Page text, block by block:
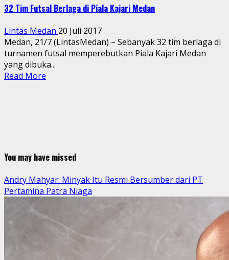
32 Tim Futsal Berlaga di Piala Kajari Medan
Lintas Medan 20 Juli 2017
Medan, 21/7 (LintasMedan) – Sebanyak 32 tim berlaga di
turnamen futsal memperebutkan Piala Kajari Medan
yang dibuka...
Read More
You may have missed
Andry Mahyar: Minyak Itu Resmi Bersumber dari PT
Pertamina Patra Niaga